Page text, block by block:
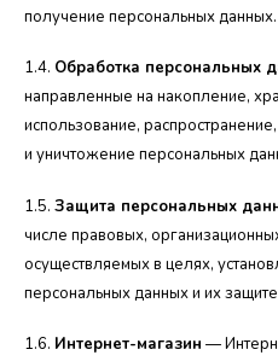
получение персональных данных.
1.4. Обработка персональных
направленные на накопление,
использование,
и уничтожение персональных
1.5. Защита персональных
числе правовых,
осуществляемых в целях,
персональных данных и их
1.6. Интернет-магазин —